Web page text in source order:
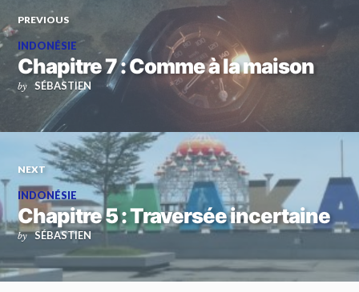
PREVIOUS
INDONÉSIE
Chapitre 7 : Comme à la maison
by SÉBASTIEN
NEXT
INDONÉSIE
Chapitre 5 : Traversée incertaine
by SÉBASTIEN